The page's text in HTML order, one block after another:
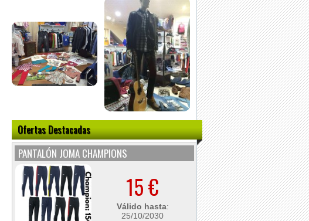
Ofertas Destacadas
PANTALÓN JOMA CHAMPIONS
15 €
Válido hasta:
25/10/2030